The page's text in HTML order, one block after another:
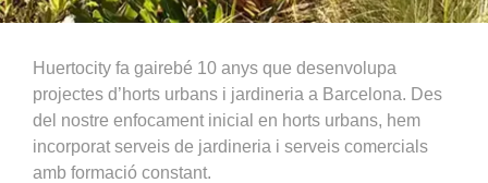
Huertocity fa gairebé 10 anys que desenvolupa
projectes d’horts urbans i jardineria a Barcelona. Des
del nostre enfocament inicial en horts urbans, hem
incorporat serveis de jardineria i serveis comercials
amb formació constant.